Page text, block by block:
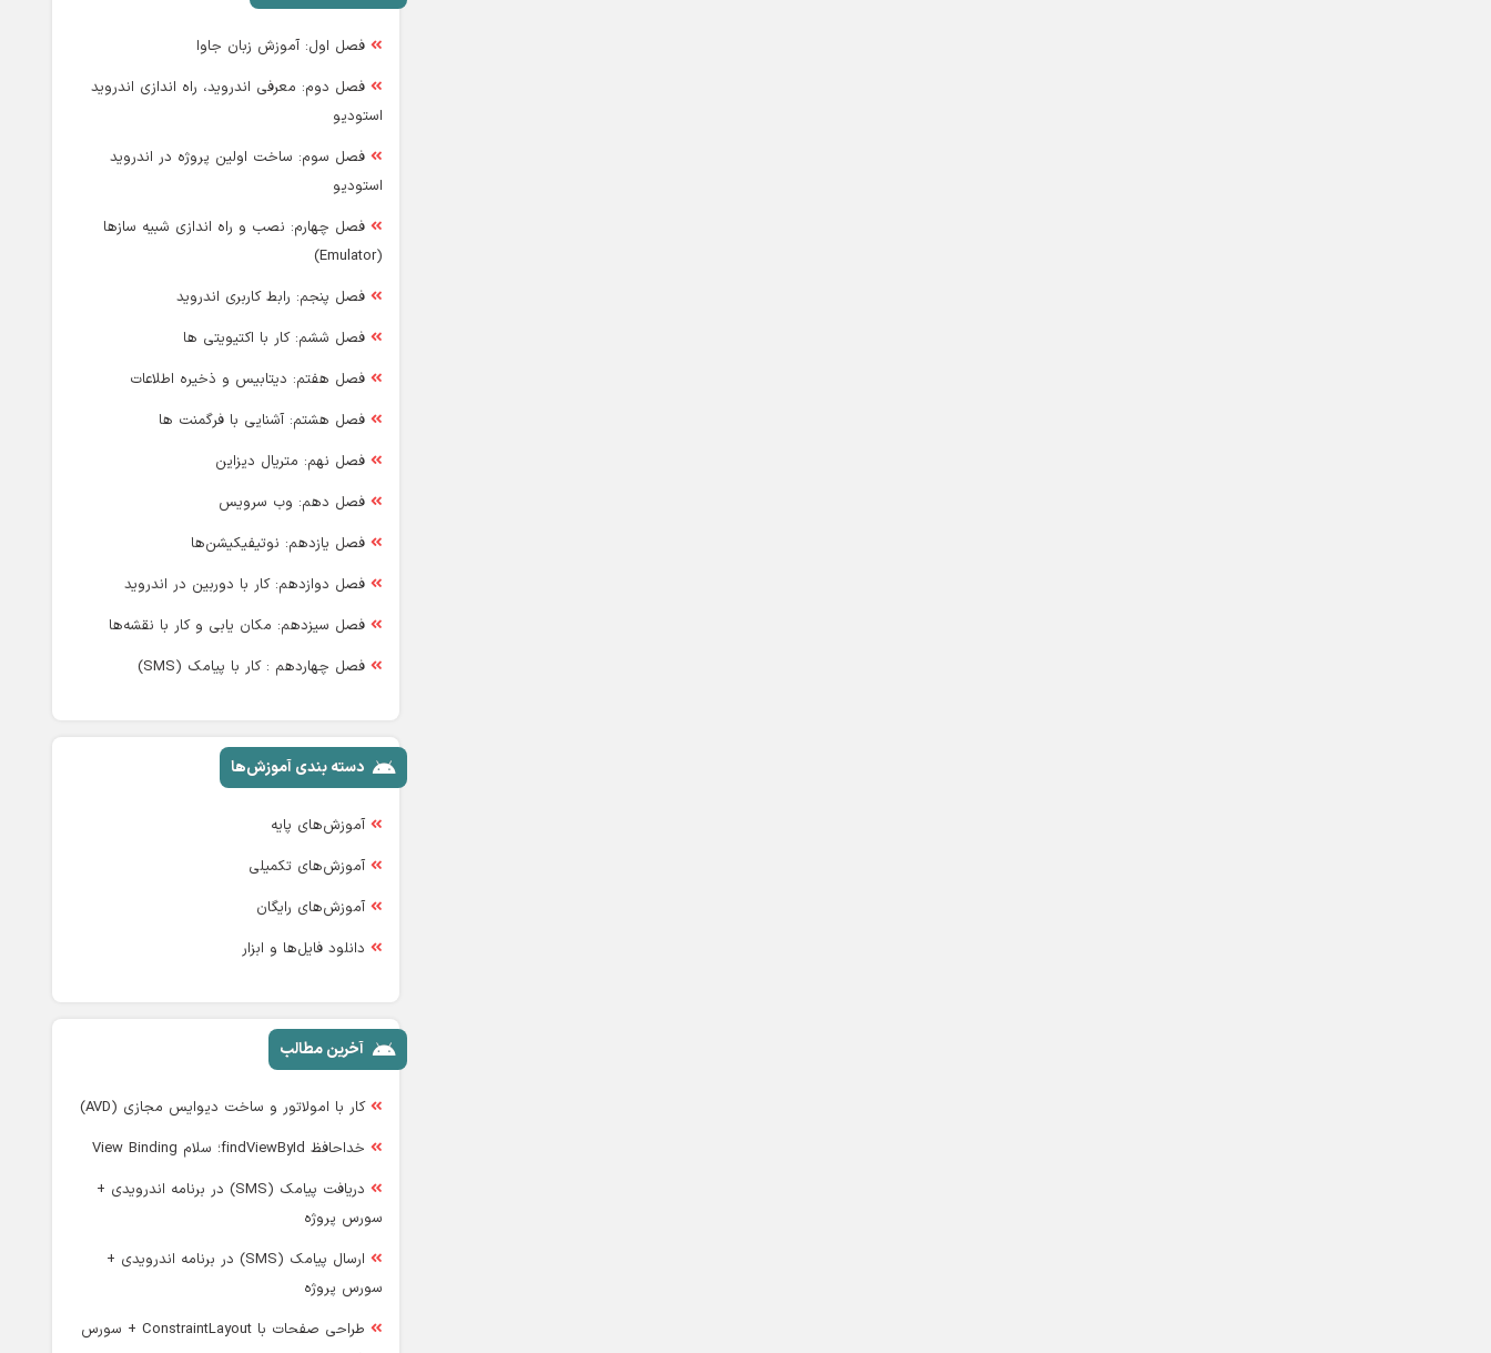
فصل اول: آموزش زبان جاوا
فصل دوم: معرفی اندروید، راه اندازی اندروید
استودیو
فصل سوم: ساخت اولین پروژه در اندروید
استودیو
فصل چهارم: نصب و راه اندازی شبیه سازها
(Emulator)
فصل پنجم: رابط کاربری اندروید
فصل ششم: کار با اکتیویتی ها
فصل هفتم: دیتابیس و ذخیره اطلاعات
فصل هشتم: آشنایی با فرگمنت ها
فصل نهم: متریال دیزاین
فصل دهم: وب سرویس
فصل یازدهم: نوتیفیکیشن‌ها
فصل دوازدهم: کار با دوربین در اندروید
فصل سیزدهم: مکان یابی و کار با نقشه‌ها
فصل چهاردهم : کار با پیامک (SMS)
دسته بندی آموزش‌ها
آموزش‌های پایه
آموزش‌های تکمیلی
آموزش‌های رایگان
دانلود فایل‌ها و ابزار
آخرین مطالب
کار با امولاتور و ساخت دیوایس مجازی (AVD)
خداحافظ findViewById؛ سلام View Binding
دریافت پیامک (SMS) در برنامه اندرویدی +
سورس پروژه
ارسال پیامک (SMS) در برنامه اندرویدی +
سورس پروژه
طراحی صفحات با ConstraintLayout + سورس